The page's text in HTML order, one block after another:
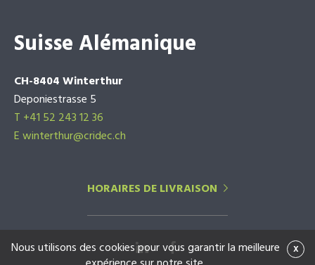
Suisse Alémanique
CH-8404 Winterthur
Deponiestrasse 5
T +41 52 243 12 36
E winterthur@cridec.ch
HORAIRES DE LIVRAISON
x
Nous utilisons des cookies pour vous garantir la meilleure